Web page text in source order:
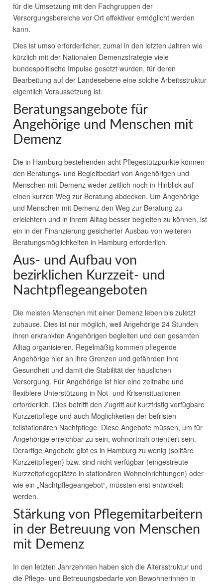
für die Umsetzung mit den Fachgruppen der
Versorgungsbereiche vor Ort effektiver ermöglicht werden
kann.
Dies ist umso erforderlicher, zumal in den letzten Jahren wie
kürzlich mit der Nationalen Demenzstrategie viele
bundespolitische Impulse gesetzt wurden, für deren
Bearbeitung auf der Landesebene eine solche Arbeitsstruktur
eigentlich Voraussetzung ist.
Beratungsangebote für
Angehörige und Menschen mit
Demenz
Die in Hamburg bestehenden acht Pflegestützpunkte können
den Beratungs- und Begleitbedarf von Angehörigen und
Menschen mit Demenz weder zeitlich noch in Hinblick auf
einen kurzen Weg zur Beratung abdecken. Um Angehörige
und Menschen mit Demenz den Weg zur Beratung zu
erleichtern und in ihrem Alltag besser begleiten zu können, ist
ein in der Finanzierung gesicherter Ausbau von weiteren
Beratungsmöglichkeiten in Hamburg erforderlich.
Aus- und Aufbau von
bezirklichen Kurzzeit- und
Nachtpflegeangeboten
Die meisten Menschen mit einer Demenz leben bis zuletzt
zuhause. Dies ist nur möglich, weil Angehörige 24 Stunden
ihren erkrankten Angehörigen begleiten und den gesamten
Alltag organisieren. Regelmäßig kommen pflegende
Angehörige hier an ihre Grenzen und gefährden ihre
Gesundheit und damit die Stabilität der häuslichen
Versorgung. Für Angehörige ist hier eine zeitnahe und
flexiblere Unterstützung in Not- und Krisensituationen
erforderlich. Dies betrifft den Zugriff auf kurzfristig verfügbare
Kurzzeitpflege und auch Möglichkeiten der befristen
teilstationären Nachtpflege. Diese Angebote müssen, um für
Angehörige erreichbar zu sein, wohnortnah orientiert sein.
Derartige Angebote gibt es in Hamburg zu wenig (solitäre
Kurzzeitpflegen) bzw. sind nicht verfügbar (eingestreute
Kurzzeitpflegeplätze in stationären Wohneinrichtungen) oder
wie ein „Nachtpflegeangebot“, müssten erst entwickelt
werden.
Stärkung von Pflegemitarbeitern
in der Betreuung von Menschen
mit Demenz
In den letzten Jahrzehnten haben sich die Altersstruktur und
die Pflege- und Betreuungsbedarfe von Bewohnerinnen in